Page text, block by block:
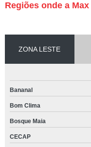
Regiões onde a
ZONA LESTE
Bananal
Bom Clima
Bosque Maia
CECAP